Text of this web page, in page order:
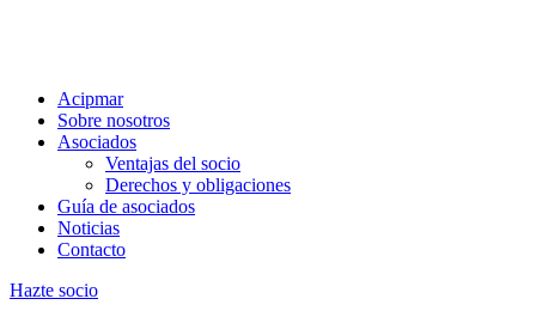
Acipmar
Sobre nosotros
Asociados
Ventajas del socio
Derechos y obligaciones
Guía de asociados
Noticias
Contacto
Hazte socio